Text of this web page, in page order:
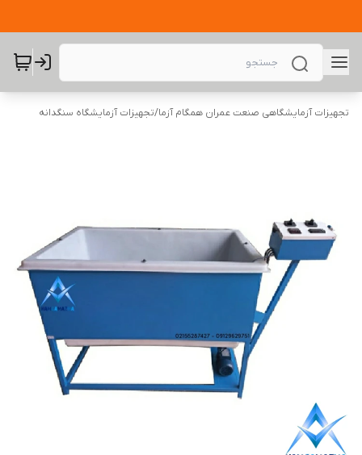
تجهیزات آزمایشگاهی صنعت عمران همگام آزما/تجهیزات آزمایشگاه سنگدانه